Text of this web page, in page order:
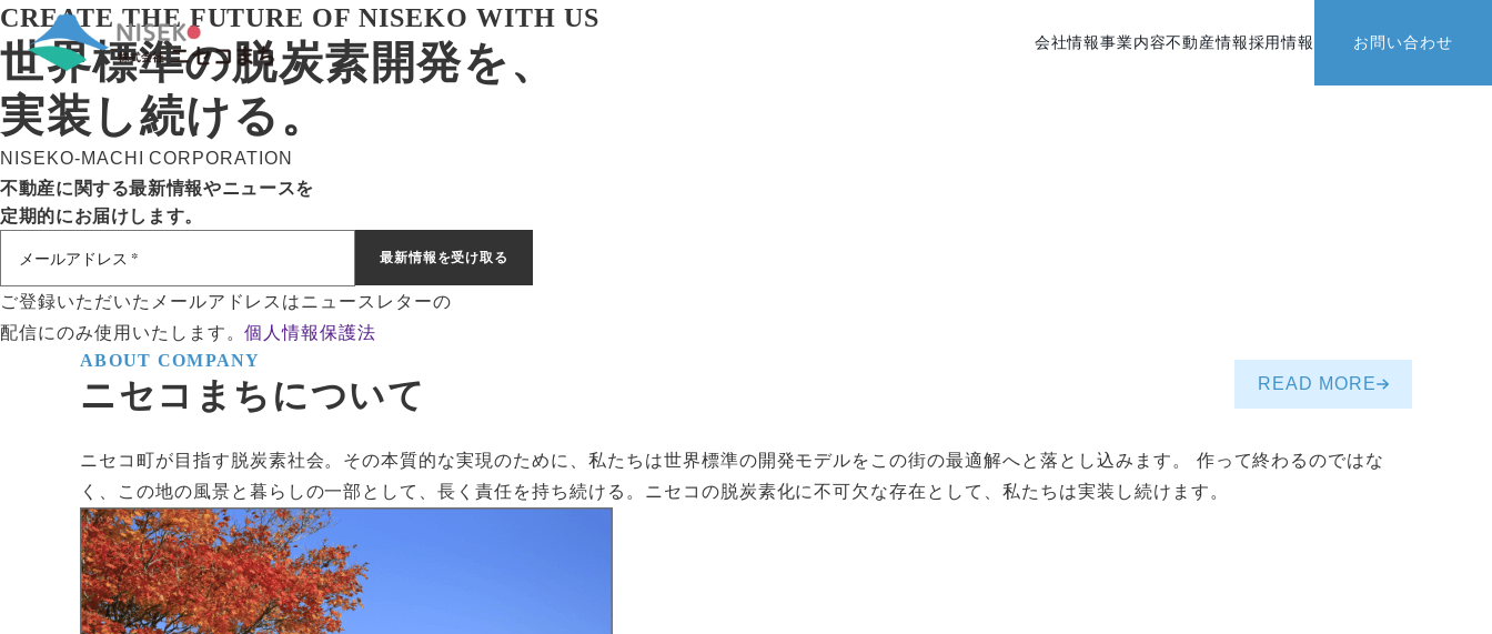
会社情報事業内容不動産情報採用情報 お問い合わせ
CREATE THE FUTURE OF NISEKO WITH US
世界標準の脱炭素開発を、
実装し続ける。
NISEKO-MACHI CORPORATION
不動産に関する最新情報やニュースを
定期的にお届けします。
ご登録いただいたメールアドレスはニュースレターの
配信にのみ使用いたします。個人情報保護法
ABOUT COMPANY
ニセコまちについて READ MORE
ニセコ町が目指す脱炭素社会。その本質的な実現のために、私たちは世界標準の開発モデルをこの街の最適解へと落とし込みます。 作って終わるのではな
く、この地の風景と暮らしの一部として、長く責任を持ち続ける。ニセコの脱炭素化に不可欠な存在として、私たちは実装し続けます。